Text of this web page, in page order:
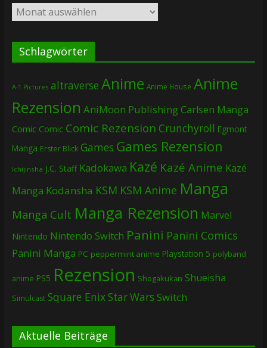
Archiv
Schlagwörter
A-1 Pictures altraverse Anime Anime House Anime
Rezension AniMoon PublishingCarlsen Manga
Comic Comic Comic Rezension Crunchyroll Egmont
Manga Erster Blick Games Games Rezension
Ichijinsha J.C. Staff Kadokawa Kazé Kazé Anime Kazé
Manga Kodansha KSM KSM Anime Manga
Manga Cult Manga Rezension Marvel
Nintendo Nintendo Switch Panini Panini Comics
Panini Manga PC peppermint anime Playstation 5 polyband
anime PS5 Rezension Shogakukan Shueisha
Simulcast Square EnixStar Wars Switch
Aktuelle Beiträge